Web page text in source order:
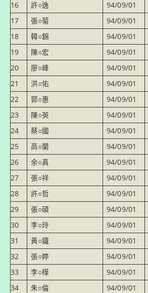
16
許○逸 94/09/01
17
張○菊 94/09/01
18
韓○錦 94/09/01
19
陳○宏 94/09/01
20
廖○峰 94/09/01
21
洪○佑 94/09/01
22
郭○惠 94/09/01
23
陳○英 94/09/01
24
蔡○國 94/09/01
25
高○蘭 94/09/01
26
余○真 94/09/01
27
張○祥 94/09/01
28
許○哲 94/09/01
29
張○碩 94/09/01
30
李○玲 94/09/01
31
黃○鐵 94/09/01
32
張○婷 94/09/01
33
李○樺 94/09/01
34
朱○倫 94/09/01